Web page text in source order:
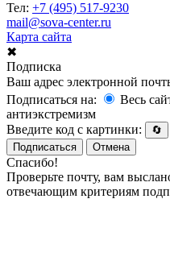
Тел: +7 (495) 517-9230
mail@sova-center.ru
Карта сайта
✖
Подписка
Ваш адрес электронной
Подписаться на:
Весь
антиэкстремизм
Введите код с картинки:
🔄
Подписаться
Отмена
Спасибо!
Проверьте почту, вам
отвечающим критериям